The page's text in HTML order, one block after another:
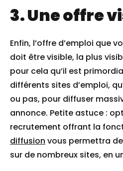
3. Une offre
Enfin, l’offre d’emploi que
doit être visible, la plus
pour cela qu’il est
différents sites d’emploi,
ou pas, pour diffuser
annonce. Petite astuce :
recrutement offrant la
diffusion vous permettra
sur de nombreux sites, en